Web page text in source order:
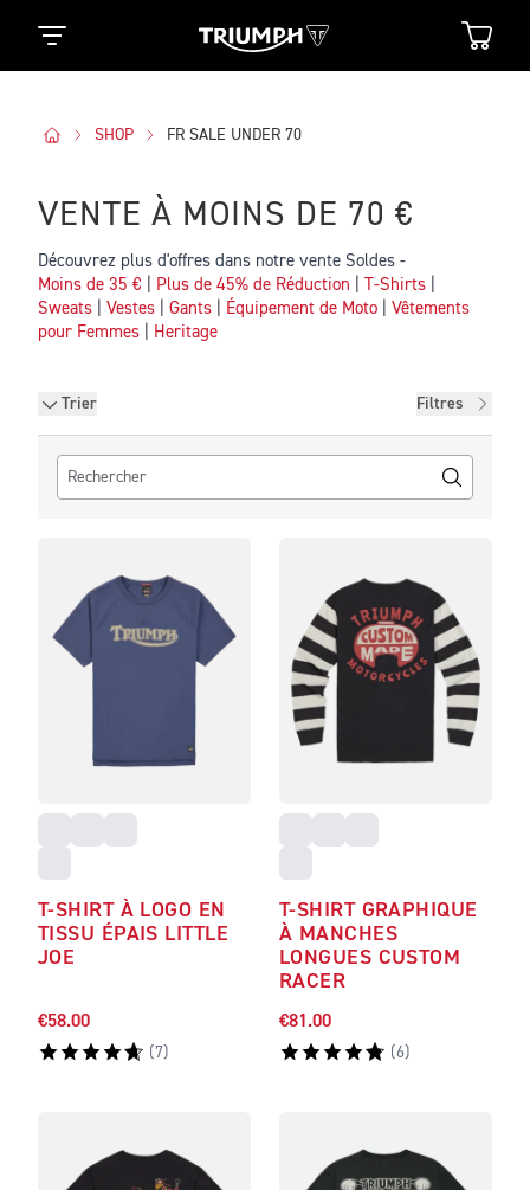
SHOP FR SALE UNDER 70
VENTE À MOINS DE 70 €
Découvrez plus d'offres dans notre vente Soldes -
Moins de 35 €
Plus de 45% de Réduction T-Shirts
Sweats
Vestes Gants Équipement de Moto
Vêtements
pour Femmes
Heritage
Trier Filtres
Filtres
T-SHIRT À LOGO EN
TISSU ÉPAIS LITTLE
JOE
€58.00
(7)
T-SHIRT GRAPHIQUE
À MANCHES
LONGUES CUSTOM
RACER
€81.00
(6)